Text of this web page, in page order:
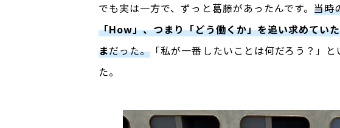
でも実は一方で、ずっと葛藤があったんです。当時
「How」、つまり「どう働くか」を追い求めてい
まだった。 「私が一番したいことは何だろう？」
た。